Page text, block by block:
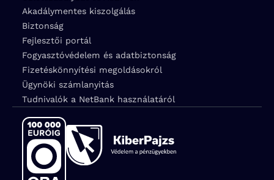
Akadálymentes kiszolgálás
Biztonság
Fejlesztői portál
Fogyasztóvédelem és adatbiztonság
Fizetéskönnyítési megoldásokról
Ügynöki számlanyitás
Tudnivalók a NetBank használatáról